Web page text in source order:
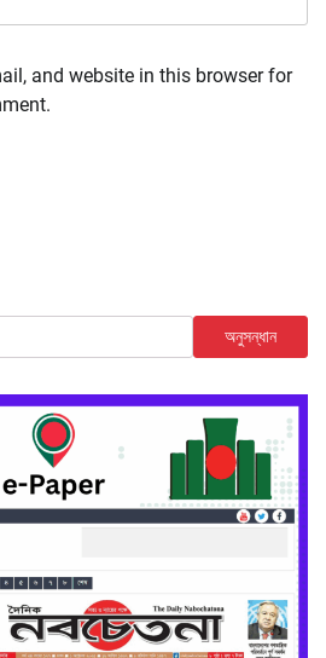
and website in this browser for
অনুসন্ধান